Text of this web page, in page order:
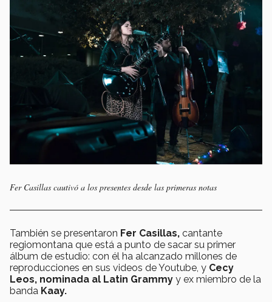
Fer Casillas cautivó a los presentes desde las primeras notas
También se presentaron Fer Casillas, cantante
regiomontana que está a punto de sacar su primer
álbum de estudio: con él ha alcanzado millones de
reproducciones en sus videos de Youtube, y Cecy
Leos, nominada al Latin Grammy y ex miembro de la
banda Kaay.